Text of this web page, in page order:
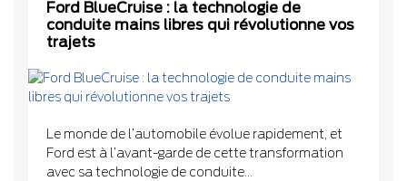
Ford BlueCruise : la technologie de
conduite mains libres qui révolutionne vos
trajets
Le monde de l’automobile évolue rapidement, et
Ford est à l’avant-garde de cette transformation
avec sa technologie de conduite...